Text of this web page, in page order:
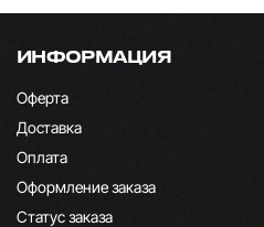
ИНФОРМАЦИЯ
Оферта
Доставка
Оплата
Оформление заказа
Статус заказа